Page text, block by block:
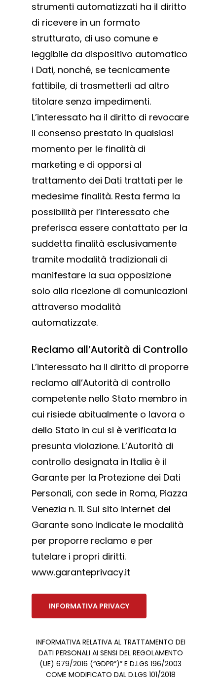
strumenti automatizzati ha il diritto
di ricevere in un formato
strutturato, di uso comune e
leggibile da dispositivo automatico
i Dati, nonché, se tecnicamente
fattibile, di trasmetterli ad altro
titolare senza impedimenti.
L’interessato ha il diritto di revocare
il consenso prestato in qualsiasi
momento per le finalità di
marketing e di opporsi al
trattamento dei Dati trattati per le
medesime finalità. Resta ferma la
possibilità per l’interessato che
preferisca essere contattato per la
suddetta finalità esclusivamente
tramite modalità tradizionali di
manifestare la sua opposizione
solo alla ricezione di comunicazioni
attraverso modalità
automatizzate.
Reclamo all’Autorità di Controllo
L’interessato ha il diritto di proporre
reclamo all’Autorità di controllo
competente nello Stato membro in
cui risiede abitualmente o lavora o
dello Stato in cui si è verificata la
presunta violazione. L’Autorità di
controllo designata in Italia è il
Garante per la Protezione dei Dati
Personali, con sede in Roma, Piazza
Venezia n. 11. Sul sito internet del
Garante sono indicate le modalità
per proporre reclamo e per
tutelare i propri diritti.
www.garanteprivacy.it
INFORMATIVA PRIVACY
INFORMATIVA RELATIVA AL TRATTAMENTO DEI
DATI PERSONALI AI SENSI DEL REGOLAMENTO
(UE) 679/2016 (“GDPR”)” E D.LGS 196/2003
COME MODIFICATO DAL D.LGS 101/2018